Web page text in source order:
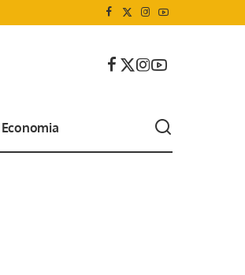
Economia